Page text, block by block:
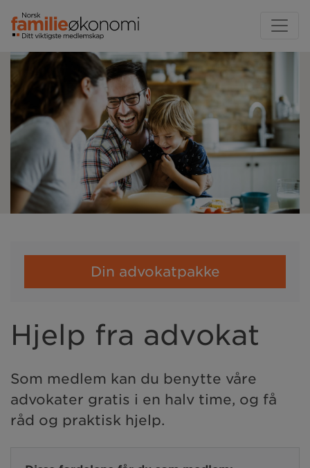
Din advokatpakke
Hjelp fra advokat
Som medlem kan du benytte våre
advokater gratis i en halv time, og få
råd og praktisk hjelp.